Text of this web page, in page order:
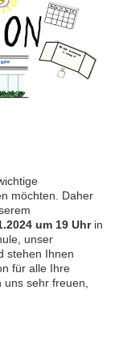
möchten. Daher
um 19 Uhrin
unser
stehen Ihnen
für alle Ihre
uns sehr freuen,